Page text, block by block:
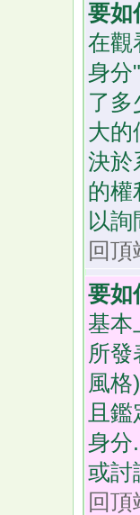
要如
在觀
身分
了多
大的
決於
的權
以
回頂
要如
基本
所
風
且
身分
或討
回頂